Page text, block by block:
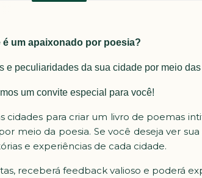
é um apaixonado por poesia?
e peculiaridades da sua cidade por meio
um convite especial para você!
para criar um livro de poemas
meio da poesia. Se você deseja ver
e experiências de cada cidade.
receberá feedback valioso e poderá